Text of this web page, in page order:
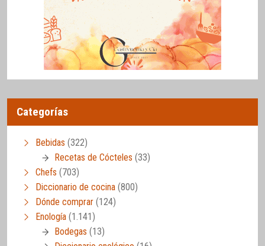
Categorías
Bebidas (322)
Recetas de Cócteles (33)
Chefs (703)
Diccionario de cocina (800)
Dónde comprar (124)
Enología (1.141)
Bodegas (13)